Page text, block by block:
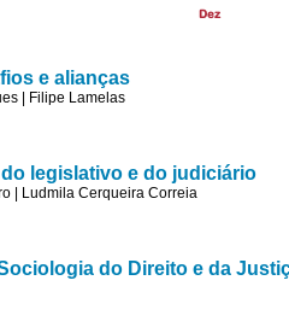
Dez
e alianças
Filipe Lamelas
legislativo e do judiciário
Ludmila Cerqueira Correia
do Direito e da